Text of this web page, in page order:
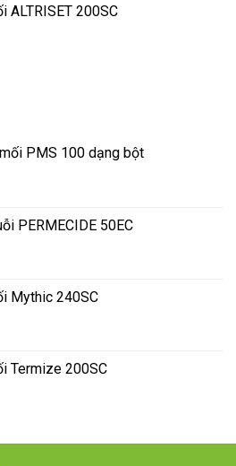
ALTRISET 200SC
PMS 100 dạng bột
PERMECIDE 50EC
Mythic 240SC
Termize 200SC